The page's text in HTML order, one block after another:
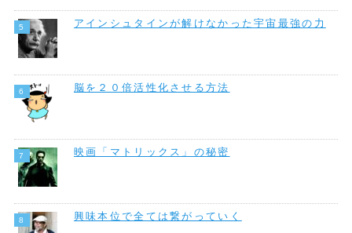
アインシュタインが解けなかった宇宙最強の力
脳を２０倍活性化させる方法
映画「マトリックス」の秘密
興味本位で全ては繋がっていく